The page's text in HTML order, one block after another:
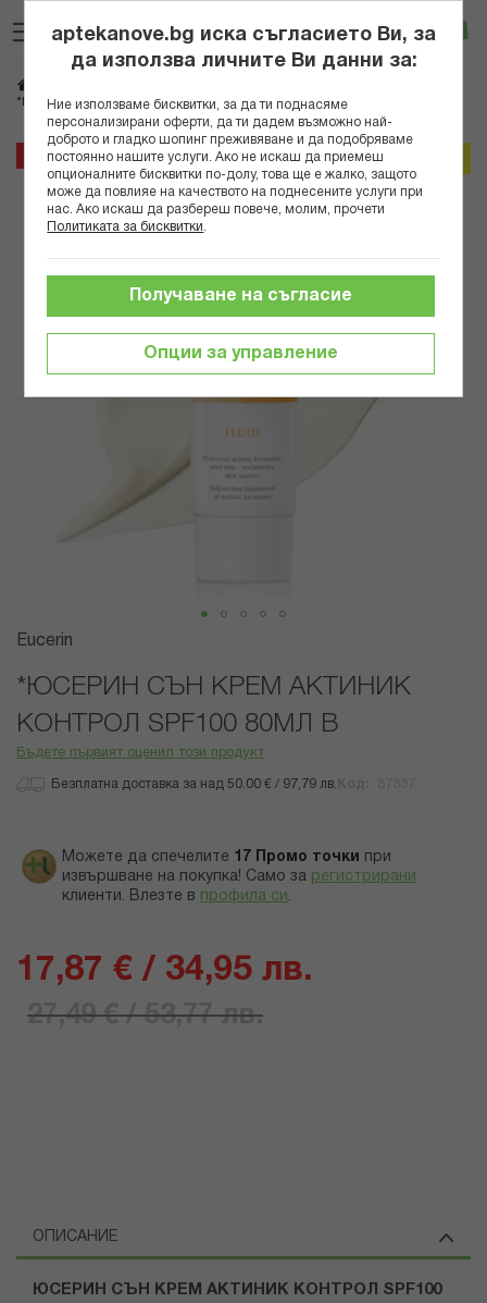
към
съдържанието
Вход
*ЮСЕРИН СЪН КРЕМ АКТИНИК КОНТРОЛ SPF100 80МЛ В
35% Онлайн промо
Преминете
края
Преминете
началото
галерия
със
Eucerin
*ЮСЕРИН СЪН КРЕМ АКТИНИК
КОНТРОЛ SPF100 80МЛ В
Бъдете първият оценил този продукт
Безплатна доставка за над 50.00 € / 97,79 лв.
Можете да спечелите 17 Промо точки
при
извършване на покупка! Само за регистрирани
клиенти. Влезте в профила си .
17,87 € / 34,95 лв.
27,49 € / 53,77 лв.
ОПИСАНИЕ
ЮСЕРИН СЪН КРЕМ АКТИНИК КОНТРОЛ SPF100
aptekanove.bg иска съгласието Ви, за
да използва личните Ви данни за:
Ние използваме бисквитки, за да ти поднасяме
персонализирани оферти, да ти дадем възможно най-
доброто и гладко шопинг преживяване и да подобряваме
постоянно нашите услуги. Ако не искаш да приемеш
опционалните бисквитки по-долу, това ще е жалко, защото
може да повлияе на качеството на поднесените услуги при
нас. Ако искаш да разбереш повече, молим, прочети
Политиката за бисквитки
Опции за управление
Получаване на съгласие